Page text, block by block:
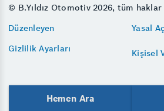
© B.Yıldız Otomotiv 2026, tüm haklar
Düzenleyen
Yasal
Gizlilik Ayarları
Kişisel
Hemen Ara